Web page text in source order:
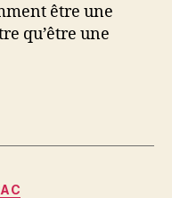
être une
qu’être une